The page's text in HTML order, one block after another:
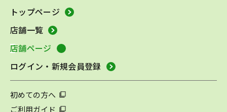
トップページ
店舗一覧
店舗ページ
ログイン・新規会員登録
初めての方へ
ご利用ガイド